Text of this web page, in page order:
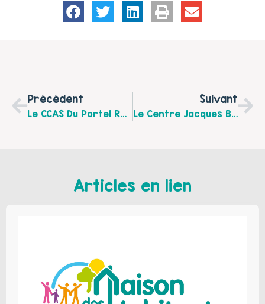
Précédent
Le CCAS Du Portel Recherche Un.e Médiateur.trice Programme De Réussite Educative
Suivant
Le Centre Jacques Brel Organise Un Quiz En Famille Ce Jeudi 8 Avril 2021, En Direct Sur Zoom Et Facebook !
Articles en lien